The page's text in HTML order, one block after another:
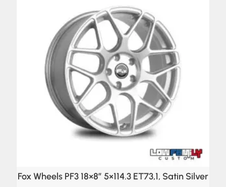
Fox Wheels PF3 18×8″ 5×114.3 ET73,1, Satin Silver